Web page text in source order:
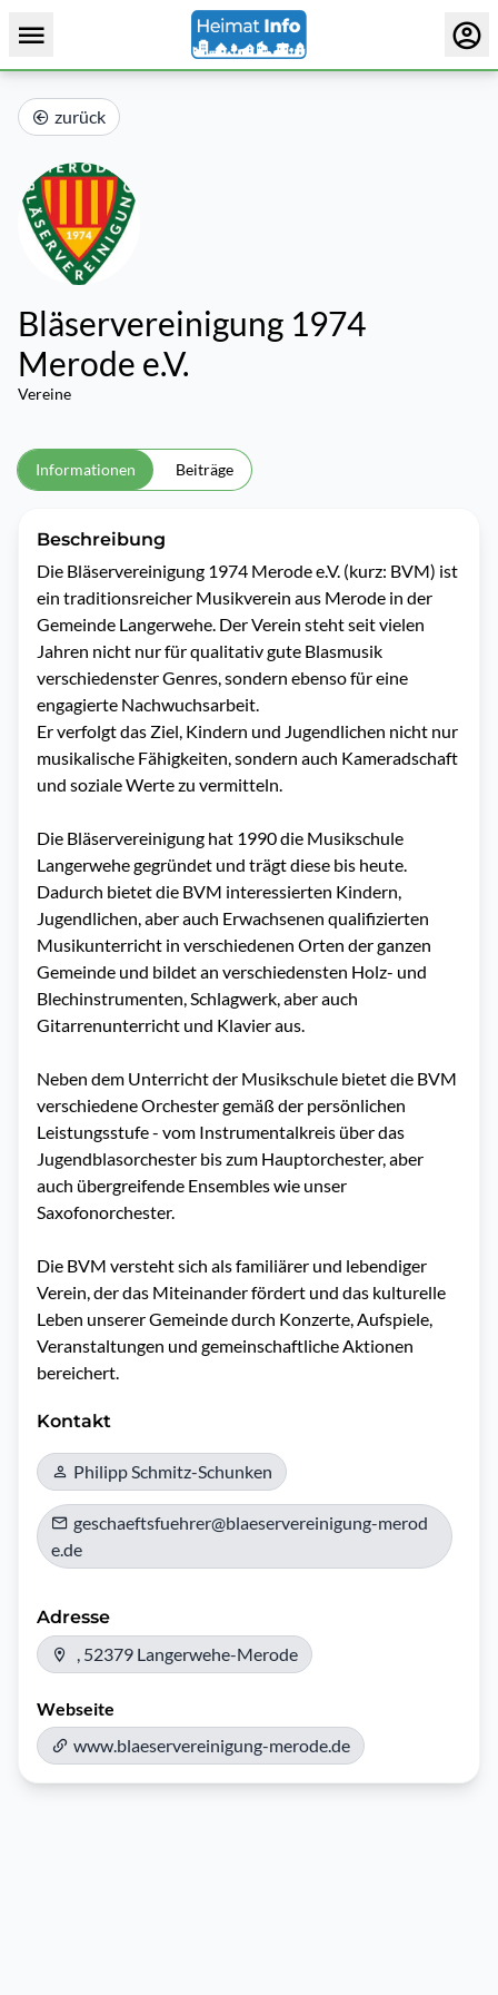
zurück
Bläservereinigung 1974
Merode e.V.
Vereine
Informationen Beiträge
Beschreibung
Die Bläservereinigung 1974 Merode e.V. (kurz: BVM) ist
ein traditionsreicher Musikverein aus Merode in der
Gemeinde Langerwehe. Der Verein steht seit vielen
Jahren nicht nur für qualitativ gute Blasmusik
verschiedenster Genres, sondern ebenso für eine
engagierte Nachwuchsarbeit.
Er verfolgt das Ziel, Kindern und Jugendlichen nicht nur
musikalische Fähigkeiten, sondern auch Kameradschaft
und soziale Werte zu vermitteln.
Die Bläservereinigung hat 1990 die Musikschule
Langerwehe gegründet und trägt diese bis heute.
Dadurch bietet die BVM interessierten Kindern,
Jugendlichen, aber auch Erwachsenen qualifizierten
Musikunterricht in verschiedenen Orten der ganzen
Gemeinde und bildet an verschiedensten Holz- und
Blechinstrumenten, Schlagwerk, aber auch
Gitarrenunterricht und Klavier aus.
Neben dem Unterricht der Musikschule bietet die BVM
verschiedene Orchester gemäß der persönlichen
Leistungsstufe - vom Instrumentalkreis über das
Jugendblasorchester bis zum Hauptorchester, aber
auch übergreifende Ensembles wie unser
Saxofonorchester.
Die BVM versteht sich als familiärer und lebendiger
Verein, der das Miteinander fördert und das kulturelle
Leben unserer Gemeinde durch Konzerte, Aufspiele,
Veranstaltungen und gemeinschaftliche Aktionen
bereichert.
Kontakt
Philipp Schmitz-Schunken
geschaeftsfuehrer@blaeservereinigung-merod
e.de
Adresse
, 52379 Langerwehe-Merode
Webseite
www.blaeservereinigung-merode.de